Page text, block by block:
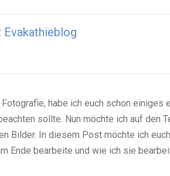
Evakathieblog
habe ich euch schon einiges
sollte. Nun möchte ich auf den
Bilder. In diesem Post möchte ich
Ende bearbeite und wie ich sie